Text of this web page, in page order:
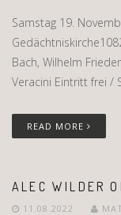
Samstag 19.
Bach, Wilhelm
Veracini Eintritt frei /
READ MORE
ALEC WILDER
11.08.2022